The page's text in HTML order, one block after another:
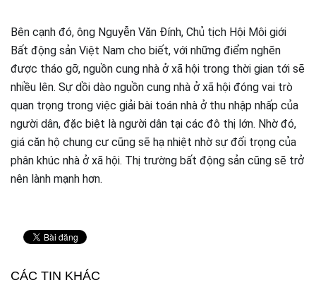
Bên cạnh đó, ông Nguyễn Văn Đính, Chủ tịch Hội Môi giới
Bất động sản Việt Nam cho biết, với những điểm nghẽn
được tháo gỡ, nguồn cung nhà ở xã hội trong thời gian tới sẽ
nhiều lên. Sự dồi dào nguồn cung nhà ở xã hội đóng vai trò
quan trọng trong việc giải bài toán nhà ở thu nhập nhấp của
người dân, đặc biệt là người dân tại các đô thị lớn. Nhờ đó,
giá căn hộ chung cư cũng sẽ hạ nhiệt nhờ sự đối trọng của
phân khúc nhà ở xã hội. Thị trường bất động sản cũng sẽ trở
nên lành mạnh hơn.
CÁC TIN KHÁC